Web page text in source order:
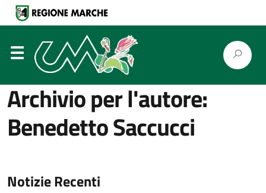
Archivio per l'autore:
Benedetto Saccucci
Notizie Recenti